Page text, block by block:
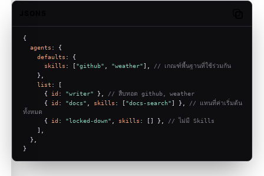
{
agents : {
defaults : {
skills : ["github" "weather"], // เกณฑ์พื้นฐานที่ใช้ร่วมกัน
    },
list : [
      {
id : "writer" }, // สืบทอด github, weather
      {
id : "docs" skills : ["docs-search"] }, // แทนที่ค่าเริ่มต้น
ทั้งหมด
      {
id : "locked-down" skills : [] }, // ไม่มี Skills
    ],
  },
}